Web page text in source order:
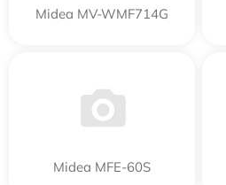
Midea MV-WMF714G
Midea MFE-60S